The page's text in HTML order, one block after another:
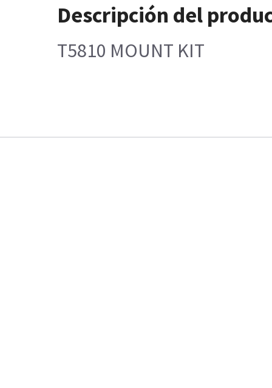
Descripción del
T5810 MOUNT KIT